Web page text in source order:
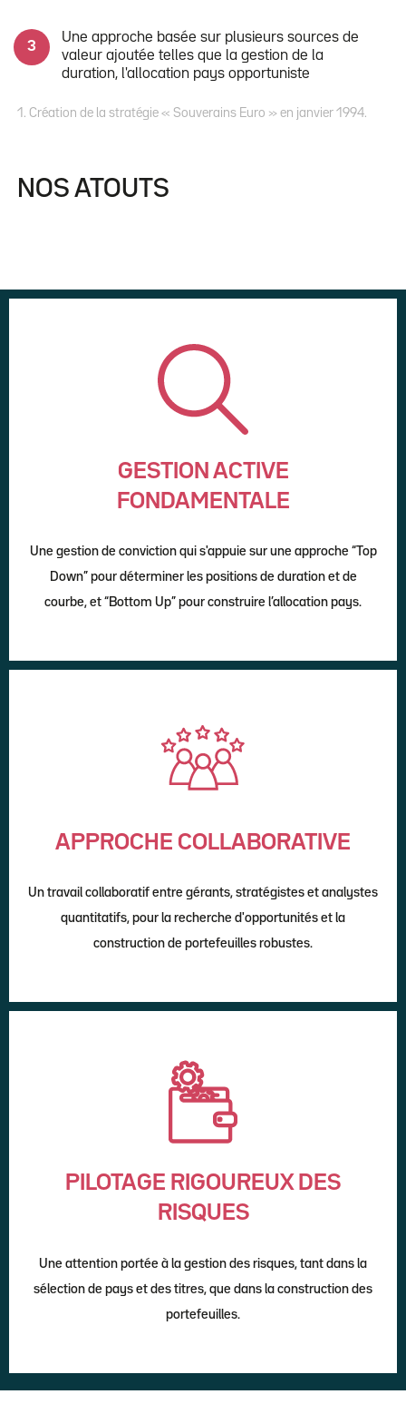
Une approche basée sur plusieurs sources de
valeur ajoutée telles que la gestion de la
duration, l'allocation pays opportuniste
1. Création de la stratégie « Souverains Euro » en janvier 1994.
NOS ATOUTS
GESTION ACTIVE
FONDAMENTALE
Une gestion de conviction qui s'appuie sur une approche “Top
Down” pour déterminer les positions de duration et de
courbe, et “Bottom Up” pour construire l’allocation pays.
APPROCHE COLLABORATIVE
Un travail collaboratif entre gérants, stratégistes et analystes
quantitatifs, pour la recherche d'opportunités et la
construction de portefeuilles robustes.
PILOTAGE RIGOUREUX DES
RISQUES
Une attention portée à la gestion des risques, tant dans la
sélection de pays et des titres, que dans la construction des
portefeuilles.